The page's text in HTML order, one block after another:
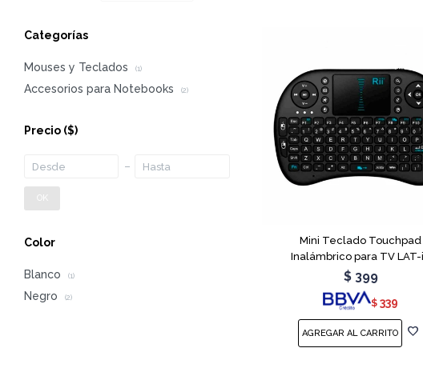
Mini Teclado Touchpad
Inalámbrico para TV LAT-
$ 399
$ 339
Categorías
Mouses y Teclados (1)
Accesorios para Notebooks (2)
Precio ($)
OK
Color
Blanco (1)
Negro (2)